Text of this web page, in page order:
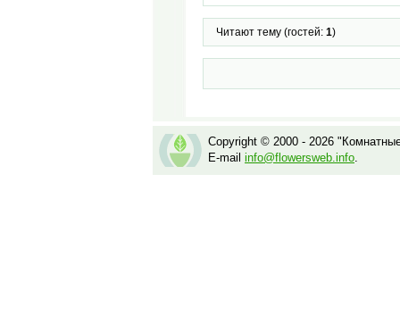
Читают тему (гостей: 1)
Copyright © 2000 - 2026
E-mail info@flowersweb.info.